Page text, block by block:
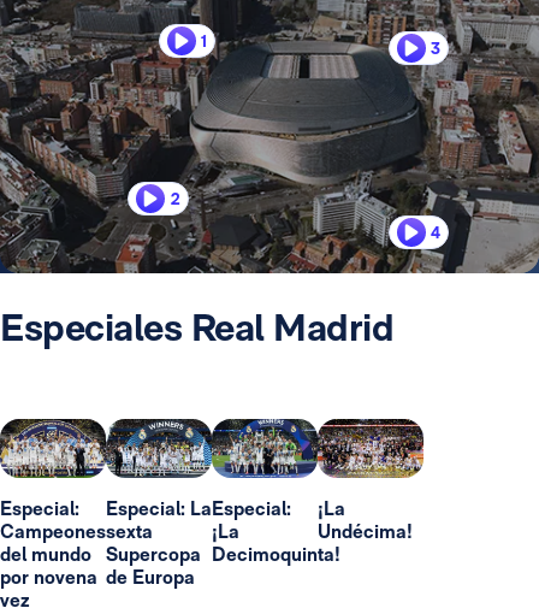
1
2
3
4
Especiales Real Madrid
Especial:
Campeones
del mundo
por novena
vez
Especial: La
sexta
Supercopa
de Europa
Especial:
¡La
Decimoquinta!
¡La
Undécima!